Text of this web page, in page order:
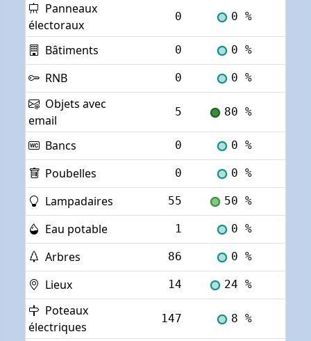
Panneaux
électoraux
0 0 %
Bâtiments 0 0 %
RNB 0 0 %
Objets avec
email
5 80 %
Bancs 0 0 %
Poubelles 0 0 %
Lampadaires 55 50 %
Eau potable 1 0 %
Arbres 86 0 %
Lieux 14 24 %
Poteaux
électriques
147 8 %